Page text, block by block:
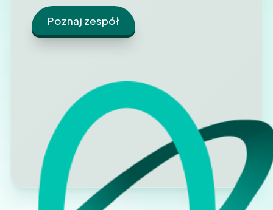
Poznaj zespół